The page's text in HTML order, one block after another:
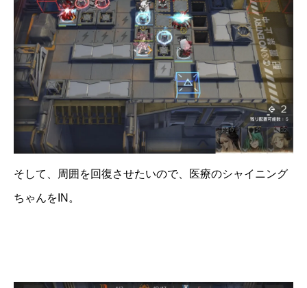
そして、周囲を回復させたいので、医療のシャイニング
ちゃんをIN。